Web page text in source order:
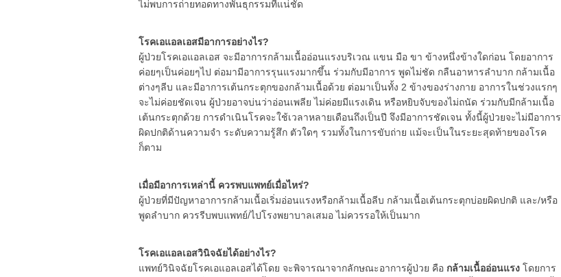
ไม่พบการถ่ายทอดทางพันธุกรรมที่แน่ชัด
โรคเอแอลเอสมีอาการอย่างไร?
ผู้ป่วยโรคเอแอลเอส จะมีอาการกล้ามเนื้ออ่อนแรงบริเวณ แขน มือ ขา ข้างหนึ่งข้างใดก่อน โดยอาการ
ค่อยๆเป็นค่อยๆไป ต่อมามีอาการรุนแรงมากขึ้น ร่วมกับมีอาการ พูดไม่ชัด กลืนอาหารลำบาก กล้ามเนื้อ
ต่างๆลีบ และมีอาการเต้นกระตุกของกล้ามเนื้อด้วย ต่อมาเป็นทั้ง 2 ข้างของร่างกาย อาการในช่วงแรกๆ
จะไม่ค่อยชัดเจน ผู้ป่วยอาจบ่นว่าอ่อนเพลีย ไม่ค่อยมีแรงเดิน หรือหยิบจับของไม่ถนัด ร่วมกับมีกล้ามเนื้อ
เต้นกระตุกด้วย การดำเนินโรคจะใช้เวลาหลายเดือนถึงเป็นปี จึงมีอาการชัดเจน ทั้งนี้ผู้ป่วยจะไม่มีอาการ
ผิดปกติด้านความจำ ระดับความรู้สึก ตัวใดๆ รวมทั้งในการขับถ่าย แม้จะเป็นในระยะสุดท้ายของโรค
ก็ตาม
เมื่อมีอาการเหล่านี้ ควรพบแพทย์เมื่อไหร่?
ผู้ป่วยที่มีปัญหาอาการกล้ามเนื้อเริ่มอ่อนแรงหรือกล้ามเนื้อลีบ กล้ามเนื้อเต้นกระตุกบ่อยผิดปกติ และ/หรือ
พูดลำบาก ควรรีบพบแพทย์/ไปโรงพยาบาลเสมอ ไม่ควรรอให้เป็นมาก
โรคเอแอลเอสวินิจฉัยได้อย่างไร?
แพทย์วินิจฉัยโรคเอแอลเอสได้โดย จะพิจารณาจากลักษณะอาการผู้ป่วย คือ กล้ามเนื้ออ่อนแรง โดยการ